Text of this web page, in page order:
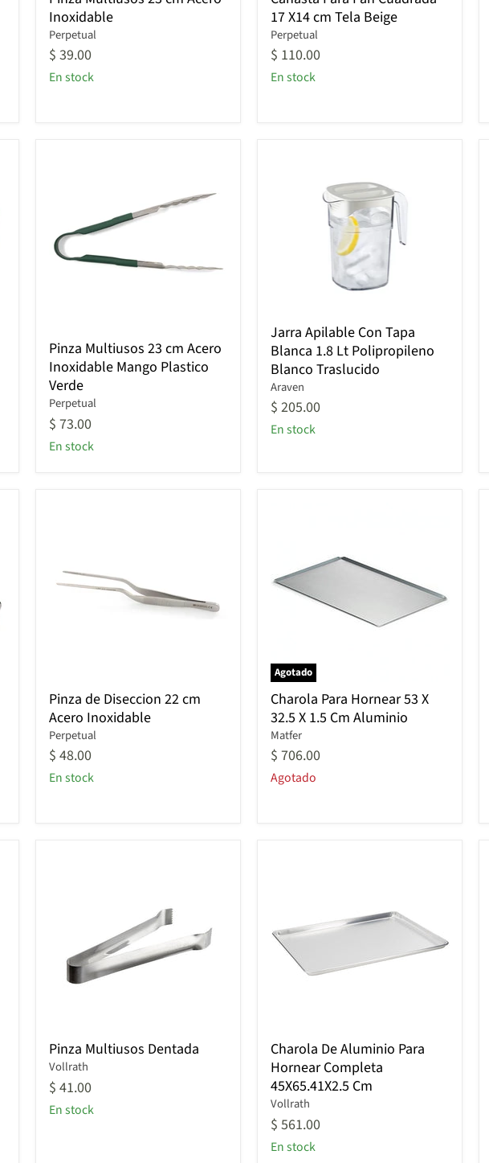
Multiusos
23
cm
Acero
Inoxidable
Inoxidable
Perpetual
$ 39.00
En stock
Para
Pan
Cuadrada
17
X14
cm
17 X14 cm Tela Beige
Perpetual
$ 110.00
En stock
Pinza
Multiusos
23
cm
Acero
Inoxidable
Mango
Plastico
Pinza Multiusos 23 cm Acero
Inoxidable Mango Plastico
Verde
Perpetual
$ 73.00
En stock
Apilable
Con
Tapa
Blanca
1.8
Lt
Polipropileno
Jarra Apilable Con Tapa
Blanca 1.8 Lt Polipropileno
Blanco Traslucido
Araven
$ 205.00
En stock
Pinza
de
Diseccion
22
cm
Acero
Inoxidable
Pinza de Diseccion 22 cm
Acero Inoxidable
Perpetual
$ 48.00
En stock
Agotado
Charola
Para
Hornear
53
X
32.5
X
Charola Para Hornear 53 X
32.5 X 1.5 Cm Aluminio
Matfer
$ 706.00
Agotado
Pinza
Multiusos
Dentada
Pinza Multiusos Dentada
Vollrath
$ 41.00
En stock
Charola
De
Aluminio
Para
Hornear
Completa
45X65.41X2.5
Cm
Charola De Aluminio Para
Hornear Completa
45X65.41X2.5 Cm
Vollrath
$ 561.00
En stock